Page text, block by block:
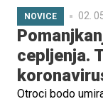
NOVICE 02.
cepljenja.
Otroci bodo